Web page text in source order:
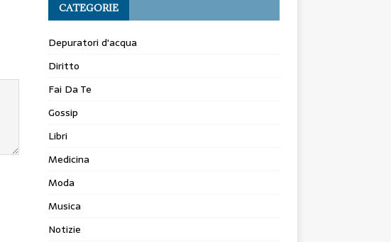
CATEGORIE
Depuratori d'acqua
Diritto
Fai Da Te
Gossip
Libri
Medicina
Moda
Musica
Notizie